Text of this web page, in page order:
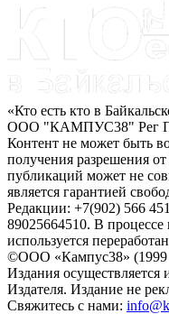
«Кто есть кто в
ООО "КАМПУС38" Рег
Контент не может быть
получения разрешения
публикаций может не
является гарантией
Редакции: +7(902) 566
89025664510. В
используется
©ООО «Кампус38» (1999
Издания осуществляется
Издателя. Издание не
Свяжитесь с нами: